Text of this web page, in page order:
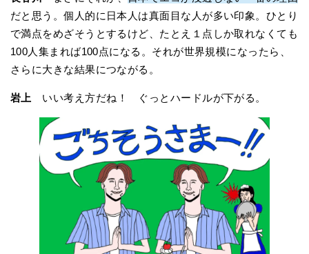
だと思う。個人的に日本人は真面目な人が多い印象。ひとり
で満点をめざそうとするけど、たとえ１点しか取れなくても
100人集まれば100点になる。それが世界規模になったら、
さらに大きな結果につながる。
岩上 いい考え方だね！ ぐっとハードルが下がる。